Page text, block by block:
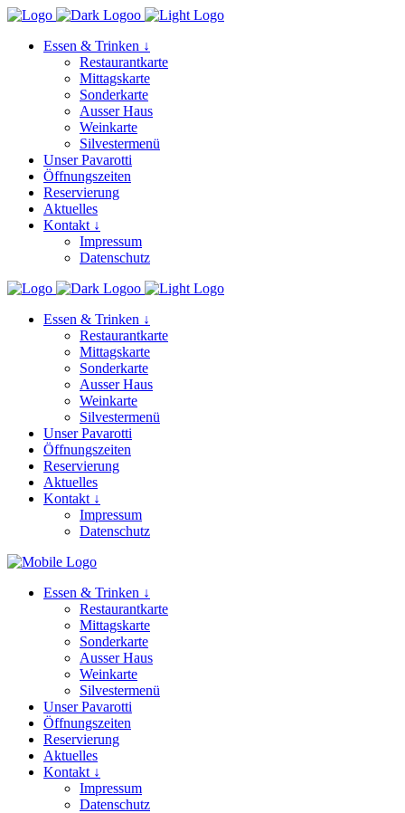
Essen & Trinken ↓
Restaurantkarte
Mittagskarte
Sonderkarte
Ausser Haus
Weinkarte
Silvestermenü
Unser Pavarotti
Öffnungszeiten
Reservierung
Aktuelles
Kontakt ↓
Impressum
Datenschutz
Essen & Trinken ↓
Restaurantkarte
Mittagskarte
Sonderkarte
Ausser Haus
Weinkarte
Silvestermenü
Unser Pavarotti
Öffnungszeiten
Reservierung
Aktuelles
Kontakt ↓
Impressum
Datenschutz
Essen & Trinken ↓
Restaurantkarte
Mittagskarte
Sonderkarte
Ausser Haus
Weinkarte
Silvestermenü
Unser Pavarotti
Öffnungszeiten
Reservierung
Aktuelles
Kontakt ↓
Impressum
Datenschutz